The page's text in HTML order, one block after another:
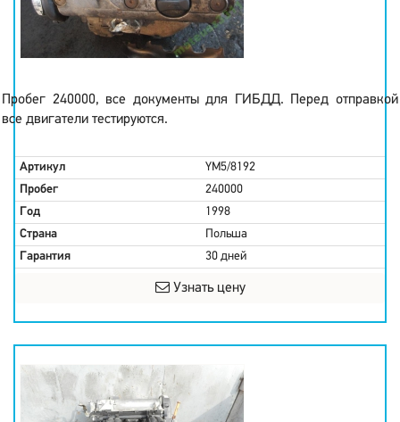
Пробег 240000, все документы для ГИБДД. Перед отправкой
все двигатели тестируются.
Артикул
YM5/8192
Пробег
240000
Год
1998
Страна
Польша
Гарантия
30 дней
Узнать цену